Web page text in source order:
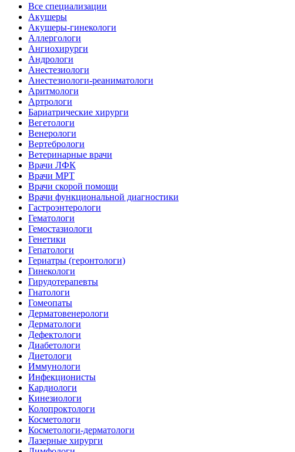
Все специализации
Акушеры
Акушеры-гинекологи
Аллергологи
Ангиохирурги
Андрологи
Анестезиологи
Анестезиологи-реаниматологи
Аритмологи
Артрологи
Бариатрические хирурги
Вегетологи
Венерологи
Вертебрологи
Ветеринарные врачи
Врачи ЛФК
Врачи МРТ
Врачи скорой помощи
Врачи функциональной диагностики
Гастроэнтерологи
Гематологи
Гемостазиологи
Генетики
Гепатологи
Гериатры (геронтологи)
Гинекологи
Гирудотерапевты
Гнатологи
Гомеопаты
Дерматовенерологи
Дерматологи
Дефектологи
Диабетологи
Диетологи
Иммунологи
Инфекционисты
Кардиологи
Кинезиологи
Колопроктологи
Косметологи
Косметологи-дерматологи
Лазерные хирурги